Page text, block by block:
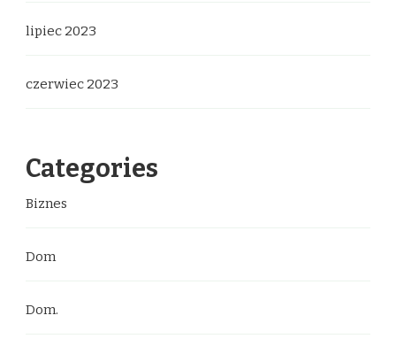
lipiec 2023
czerwiec 2023
Categories
Biznes
Dom
Dom.